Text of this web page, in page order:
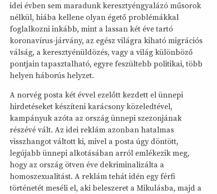
idei évben sem maradunk keresztyéngyalázó műsorok
nélkül, hiába kellene olyan égető problémákkal
foglalkozni inkább, mint a lassan két éve tartó
koronavírus-járvány, az egész világra kiható migrációs
válság, a keresztyénüldözés, vagy a világ különböző
pontjain tapasztalható, egyre feszültebb politikai, több
helyen háborús helyzet.
A norvég posta két évvel ezelőtt kezdett el ünnepi
hirdetéseket készíteni karácsony közeledtével,
kampányuk azóta az ország ünnepi szezonjának
részévé vált. Az idei reklám azonban hatalmas
visszhangot váltott ki, mivel a posta úgy döntött,
legújabb ünnepi alkotásában arról emlékezik meg,
hogy az ország ötven éve dekriminalizálta a
homoszexualitást. A reklám tehát idén egy férfi
történetét meséli el, aki beleszeret a Mikulásba, majd a